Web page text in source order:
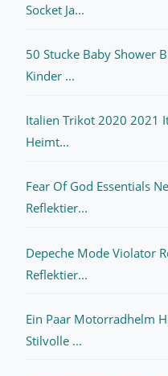
Socket Ja...
50 Stucke Baby Shower
Kinder ...
Italien Trikot 2020 2021
Heimt...
Fear Of God Essentials
Reflektier...
Depeche Mode Violator
Reflektier...
Ein Paar Motorradhelm
Stilvolle ...